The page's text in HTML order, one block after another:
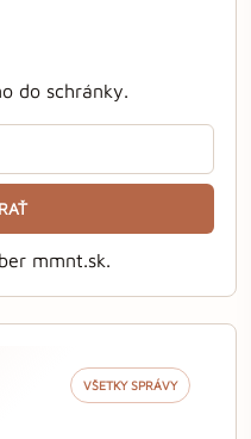
do schránky.
mmnt.sk.
VŠETKY SPRÁVY